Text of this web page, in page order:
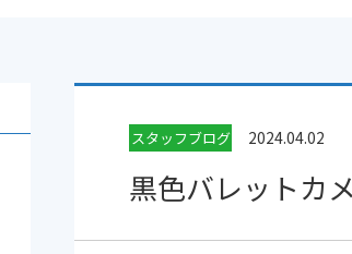
スタッフブログ 2024.04.02
黒色バレットカ